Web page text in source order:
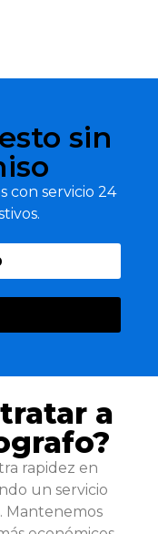
sin
con servicio 24
a
rapidez en
un servicio
Mantenemos